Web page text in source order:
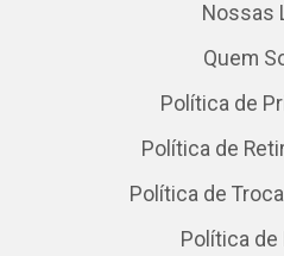
Nossas
Quem
Política de
Política de
Política de
Política de